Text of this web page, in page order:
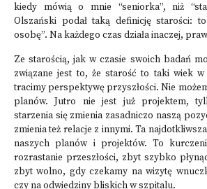
kiedy mówią o mnie “seniorka”, niż
Olszański podał taką definicję starości:
osobę”. Na każdego czas działa inaczej,
Ze starością, jak w czasie swoich badań
związane jest to, że starość to taki wiek
tracimy perspektywę przyszłości. Nie
planów. Jutro nie jest już projektem,
starzenia się zmienia zasadniczo naszą
zmienia też relacje z innymi. Ta
naszych planów i projektów. To
rozrastanie przeszłości, zbyt szybko
zbyt wolno, gdy czekamy na wizytę
czy na odwiedziny bliskich w szpitalu.